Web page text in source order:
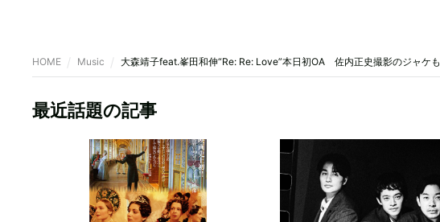
HOME Music 大森靖子feat.峯田和伸“Re: Re: Love”本日初OA 佐内正史撮影のジャケも
最近話題の記事